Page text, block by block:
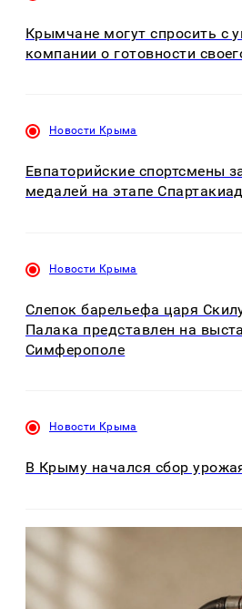
Крымчане могут спросить с
компании о готовности
Новости Крыма
Евпаторийские спортсмены
медалей на этапе
Новости Крыма
Слепок барельефа царя
Палака представлен на
Симферополе
Новости Крыма
В Крыму начался сбор